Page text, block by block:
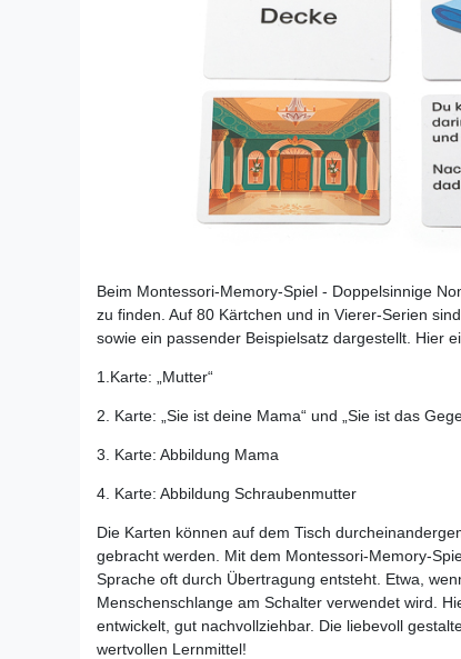
Beim Montessori-Memory-Spiel - Doppelsinnige
zu finden. Auf 80 Kärtchen und in Vierer-Serien
sowie ein passender Beispielsatz dargestellt. Hier
1.Karte: „Mutter“
2. Karte: „Sie ist deine Mama“ und „Sie ist das
3. Karte: Abbildung Mama
4. Karte: Abbildung Schraubenmutter
Die Karten können auf dem Tisch
gebracht werden. Mit dem Montessori-Memory-
Sprache oft durch Übertragung entsteht. Etwa,
Menschenschlange am Schalter verwendet wird.
entwickelt, gut nachvollziehbar. Die liebevoll
wertvollen Lernmittel!